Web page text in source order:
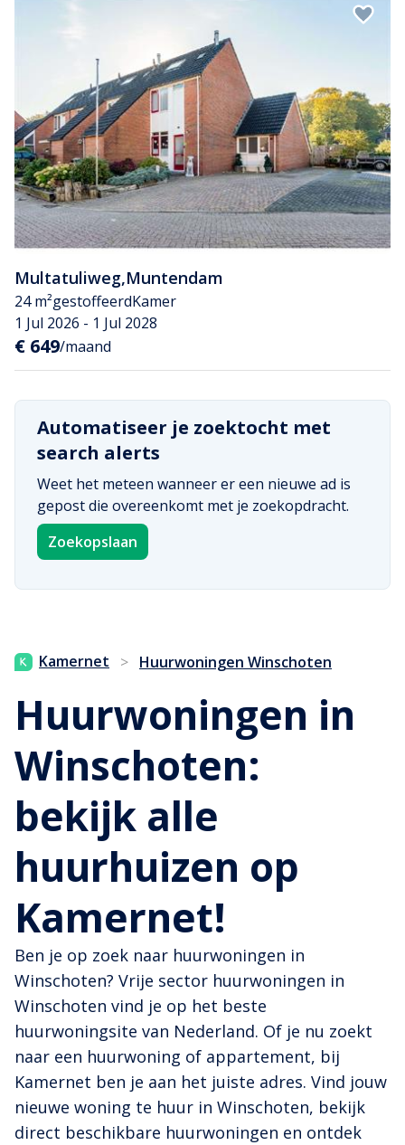
Multatuliweg,Muntendam
24 m²gestoffeerdKamer
1 Jul 2026 - 1 Jul 2028
€ 649/maand
Automatiseer je zoektocht met
search alerts
Weet het meteen wanneer er een nieuwe ad is
gepost die overeenkomt met je zoekopdracht.
Zoekopslaan
Kamernet > Huurwoningen Winschoten
Huurwoningen in
Winschoten:
bekijk alle
huurhuizen op
Kamernet!
Ben je op zoek naar huurwoningen in
Winschoten? Vrije sector huurwoningen in
Winschoten vind je op het beste
huurwoningsite van Nederland. Of je nu zoekt
naar een huurwoning of appartement, bij
Kamernet ben je aan het juiste adres. Vind jouw
nieuwe woning te huur in Winschoten, bekijk
direct beschikbare huurwoningen en ontdek